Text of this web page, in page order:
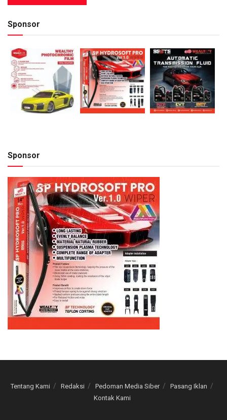
Sponsor
Sponsor
Tentang Kami Redaksi Pedoman Media Siber
Pasang Iklan
Kontak Kami